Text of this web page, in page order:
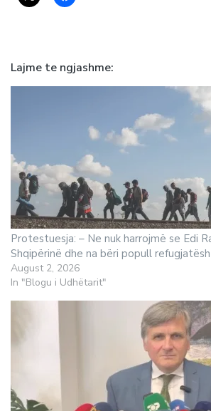
Lajme te ngjashme
Protestuesja: – Ne nuk harrojmë se Edi
Shqipërinë dhe na bëri popull refugjatësh
August 2, 2026
In "Blogu i Udhëtarit"